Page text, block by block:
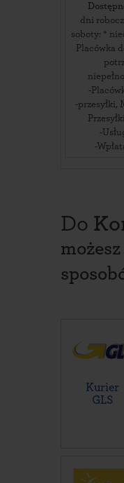
dni
soboty: *
Placówka
-
-przesyłki,
-
-
Do
Kurier
GLS